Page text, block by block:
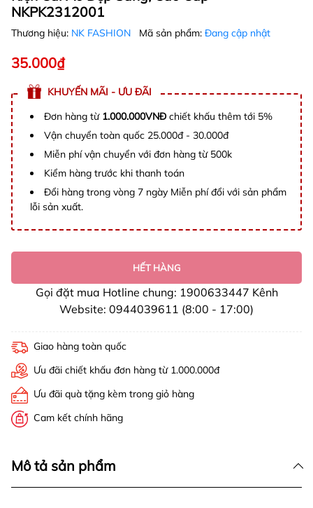
NKPK2312001
Thương hiệu: NK FASHION Mã sản phẩm: Đang cập nhật
35.000₫
KHUYẾN MÃI - ƯU ĐÃI
Đơn hàng từ 1.000.000VNĐchiết khấu thêm tới 5%
Vận chuyển toàn quốc 25.000đ - 30.000đ
Miễn phí vận chuyển với đơn hàng từ 500k
Kiểm hàng trước khi thanh toán
Đổi hàng trong vòng 7 ngày Miễn phí đổi với sản phẩm
lỗi sản xuất.
HẾT HÀNG
Gọi đặt mua Hotline chung: 1900633447 Kênh
Website: 0944039611 (8:00 - 17:00)
Giao hàng toàn quốc
Ưu đãi chiết khấu đơn hàng từ 1.000.000đ
Ưu đãi quà tặng kèm trong giỏ hàng
Cam kết chính hãng
Mô tả sản phẩm